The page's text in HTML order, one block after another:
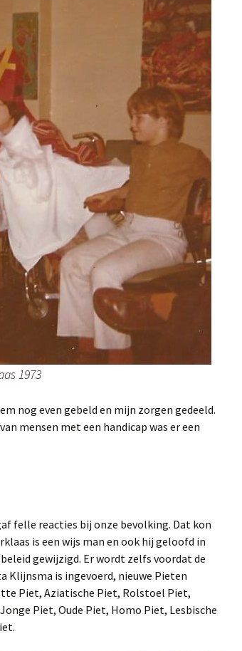
1973
nog even gebeld en mijn zorgen gedeeld.
mensen met een handicap was er een
felle reacties bij onze bevolking. Dat kon
is een wijs man en ook hij geloofd in
gewijzigd. Er wordt zelfs voordat de
is ingevoerd, nieuwe Pieten
Piet, Aziatische Piet, Rolstoel Piet,
Piet, Oude Piet, Homo Piet, Lesbische